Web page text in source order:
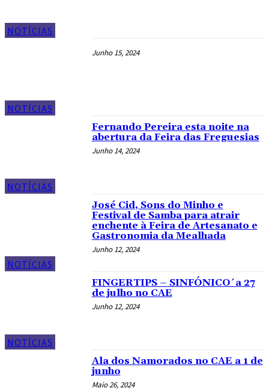
NOTÍCIAS
NOTÍCIAS
Junho 15, 2024
NOTÍCIAS
Fernando Pereira esta noite na
abertura da Feira das Freguesias
Junho 14, 2024
NOTÍCIAS
José Cid, Sons do Minho e
Festival de Samba para atrair
enchente à Feira de Artesanato e
Gastronomia da Mealhada
Junho 12, 2024
NOTÍCIAS
FINGERTIPS – SINFÓNICO´a 27
de julho no CAE
Junho 12, 2024
Ala dos Namorados no CAE a 1 de
junho
Maio 26, 2024